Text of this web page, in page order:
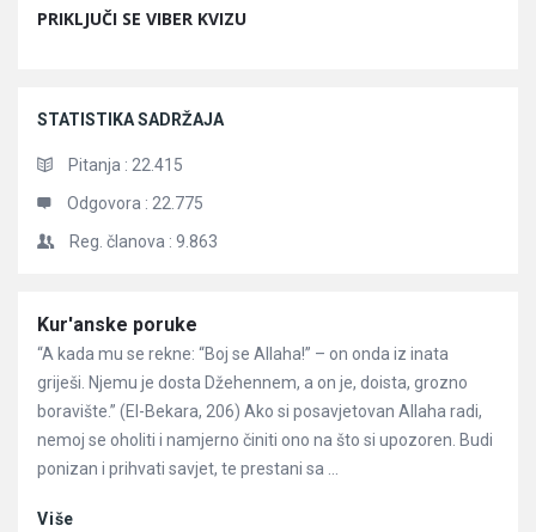
PRIKLJUČI SE VIBER KVIZU
STATISTIKA SADRŽAJA
Pitanja : 22.415
Odgovora : 22.775
Reg. članova : 9.863
Članci
Kur'anske poruke
“A kada mu se rekne: “Boj se Allaha!” – on onda iz inata
griješi. Njemu je dosta Džehennem, a on je, doista, grozno
boravište.” (El-Bekara, 206) Ako si posavjetovan Allaha radi,
nemoj se oholiti i namjerno činiti ono na što si upozoren. Budi
ponizan i prihvati savjet, te prestani sa ...
Više